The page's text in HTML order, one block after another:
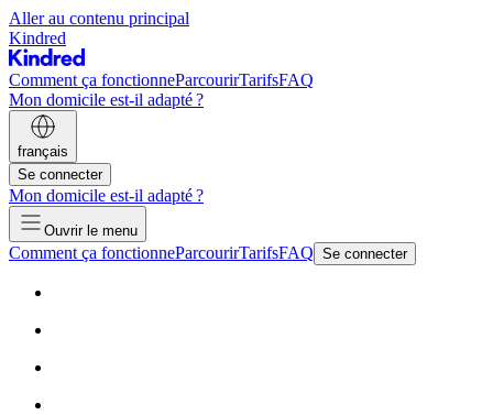
Aller au contenu principal
Kindred
Comment ça fonctionneParcourirTarifsFAQ
Mon domicile est-il adapté ?
français
Se connecter
Mon domicile est-il adapté ?
Ouvrir le menu
Comment ça fonctionneParcourirTarifsFAQ Se connecter